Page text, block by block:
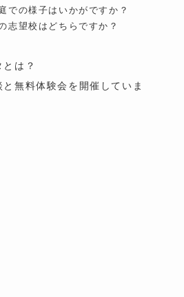
での様子はいかがですか？
志望校はどちらですか？
は？
と無料体験会を開催していま